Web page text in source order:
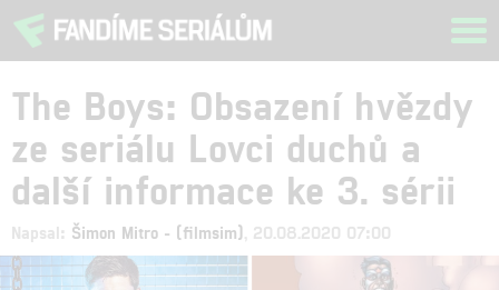
The Boys: Obsazení hvězdy
ze seriálu Lovci duchů a
další informace ke 3. sérii
Napsal: Šimon Mitro - (filmsim) , 20.08.2020 07:00